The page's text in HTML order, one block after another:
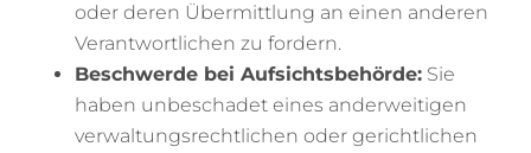
oder deren Übermittlung an einen anderen
Verantwortlichen zu fordern.
Beschwerde bei Aufsichtsbehörde: Sie
haben unbeschadet eines anderweitigen
verwaltungsrechtlichen oder gerichtlichen